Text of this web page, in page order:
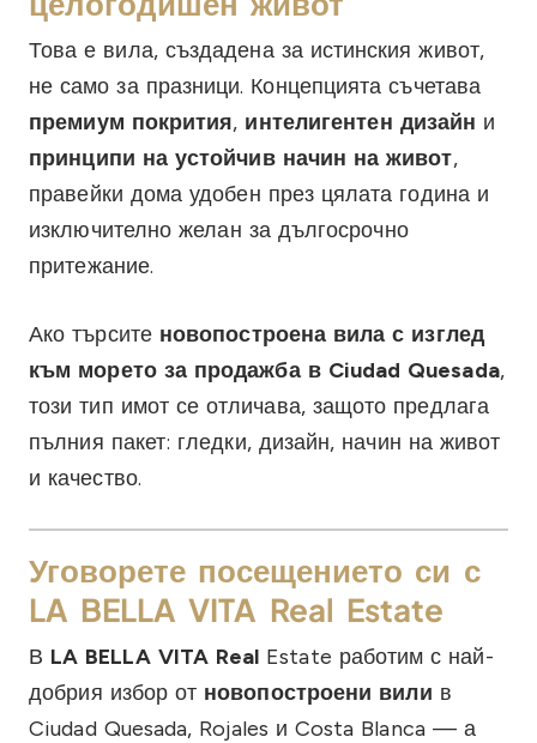
Това е вила, създадена за истинския живот,
не само за празници. Концепцията съчетава
премиум покрития, интелигентен дизайн и
принципи на устойчив начин на живот,
правейки дома удобен през цялата година и
изключително желан за дългосрочно
притежание.
Ако търсите новопостроена вила с изглед
към морето за продажба в Ciudad Quesada,
този тип имот се отличава, защото предлага
пълния пакет: гледки, дизайн, начин на живот
и качество.
Уговорете посещението си с
LA BELLA VITA Real Estate
В LA BELLA VITA Real Estate работим с най-
добрия избор от новопостроени вили в
Ciudad Quesada, Rojales и Costa Blanca — а